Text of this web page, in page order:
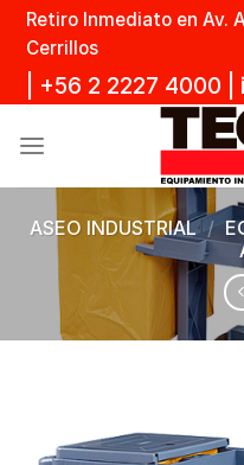
Skip
content
Retiro Inmediato en Av.
Cerrillos
+56 2 2227 4000
ASEO INDUSTRIAL /